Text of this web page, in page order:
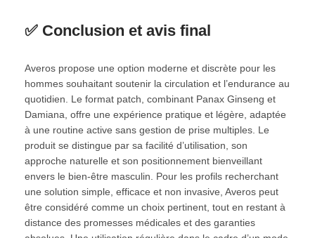
✅ Conclusion et avis final
Averos propose une option moderne et discrète pour les
hommes souhaitant soutenir la circulation et l’endurance au
quotidien. Le format patch, combinant Panax Ginseng et
Damiana, offre une expérience pratique et légère, adaptée
à une routine active sans gestion de prise multiples. Le
produit se distingue par sa facilité d’utilisation, son
approche naturelle et son positionnement bienveillant
envers le bien‑être masculin. Pour les profils recherchant
une solution simple, efficace et non invasive, Averos peut
être considéré comme un choix pertinent, tout en restant à
distance des promesses médicales et des garanties